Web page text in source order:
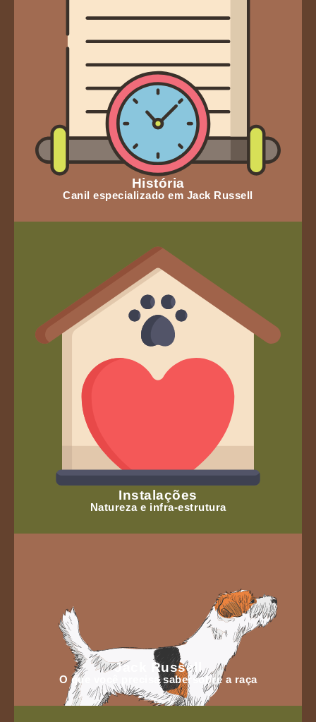
História
Canil especializado em Jack Russell
Instalações
Natureza e infra-estrutura
Jack Russell
O que você precisa sabersobre a raça